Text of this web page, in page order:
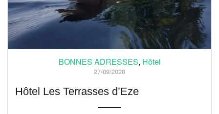
BONNES ADRESSES, Hôtel
27/09/2020
Hôtel Les Terrasses d’Eze